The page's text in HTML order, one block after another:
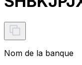
Nom de la banque